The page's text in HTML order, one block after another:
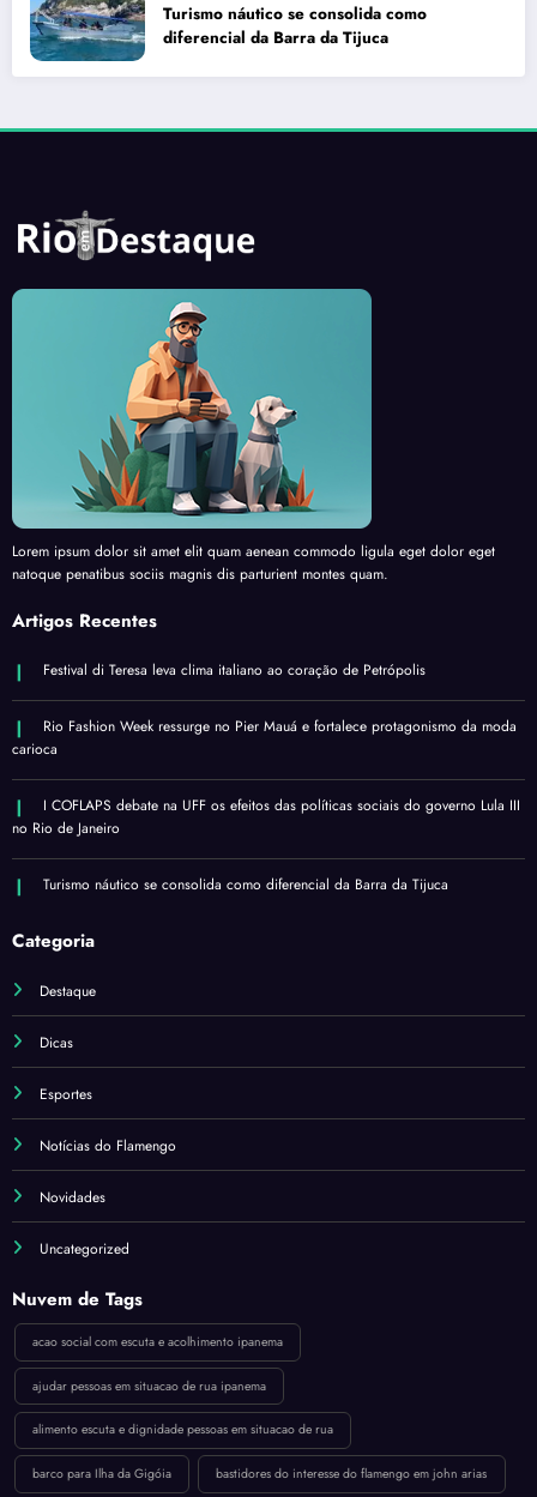
Turismo náutico se consolida como
diferencial da Barra da Tijuca
Lorem ipsum dolor sit amet elit quam aenean commodo ligula eget dolor eget
natoque penatibus sociis magnis dis parturient montes quam.
Artigos Recentes
Festival di Teresa leva clima italiano ao coração de Petrópolis
Rio Fashion Week ressurge no Pier Mauá e fortalece protagonismo da moda
carioca
I COFLAPS debate na UFF os efeitos das políticas sociais do governo Lula III
no Rio de Janeiro
Turismo náutico se consolida como diferencial da Barra da Tijuca
Categoria
Destaque
Dicas
Esportes
Notícias do Flamengo
Novidades
Uncategorized
Nuvem de Tags
acao social com escuta e acolhimento ipanema
ajudar pessoas em situacao de rua ipanema
alimento escuta e dignidade pessoas em situacao de rua
barco para Ilha da Gigóia bastidores do interesse do flamengo em john arias